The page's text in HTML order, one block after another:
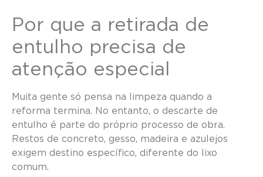
Por que a retirada de
entulho precisa de
atenção especial
Muita gente só pensa na limpeza quando a
reforma termina. No entanto, o descarte de
entulho é parte do próprio processo de obra.
Restos de concreto, gesso, madeira e azulejos
exigem destino específico, diferente do lixo
comum.